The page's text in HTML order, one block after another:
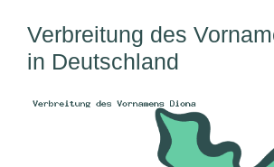
Verbreitung des
in Deutschland